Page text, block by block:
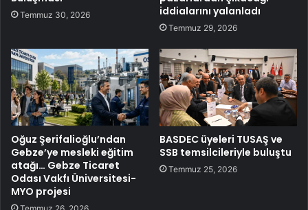
Temmuz 30, 2026
iddialarını yalanladı
Temmuz 29, 2026
Oğuz Şerifalioğlu’ndan
Gebze’ye mesleki eğitim
atağı… Gebze Ticaret
Odası Vakfı Üniversitesi-
MYO projesi
BASDEC üyeleri TUSAŞ ve
SSB temsilcileriyle buluştu
Temmuz 25, 2026